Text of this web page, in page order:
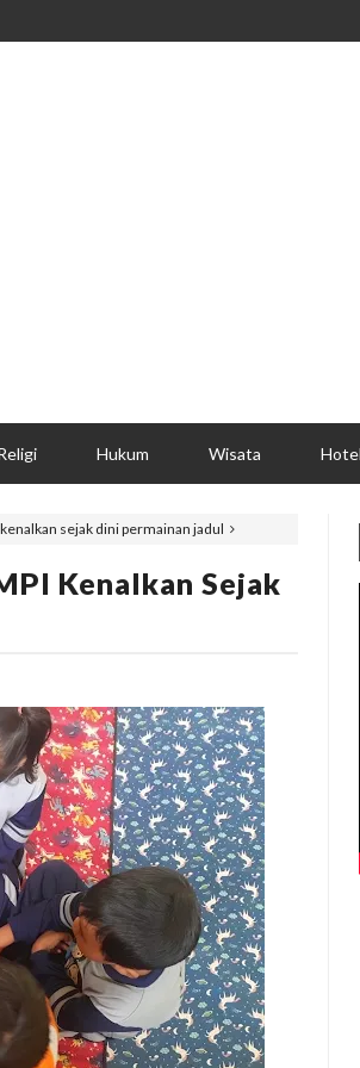
Hukum Wisata Hotel
sejak dini permainan jadul
Kenalkan Sejak